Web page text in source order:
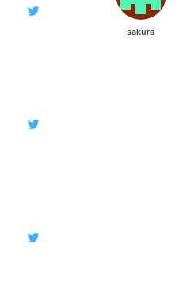
sakura